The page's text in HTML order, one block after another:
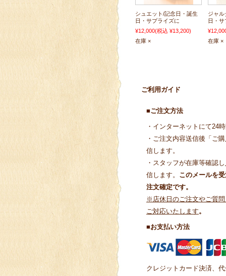
シュエット/記念日・誕生
日・サプライズに
¥12,000(税込 ¥13,200)
在庫 ×
ジャル
日・
在庫 ×
ご利用ガイド
■ご注文方法
・インターネットにて24
・ご注文内容送信後「ご
信します。
・スタッフが在庫等確認し
信します。 このメールを
注文確定です。
※店休日のご注文やご質
ご対応いたします。
■お支払い方法
クレジットカード決済、